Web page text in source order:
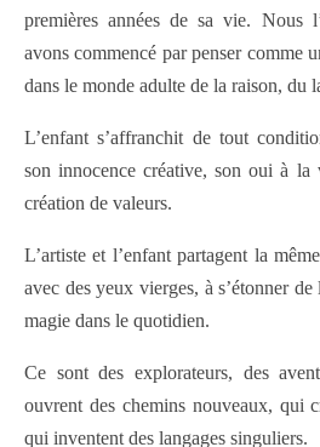
premières années de sa vie. Nous
avons commencé par penser comme
dans le monde adulte de la raison, du
L’enfant s’affranchit de tout
son innocence créative, son oui à
création de valeurs.
L’artiste et l’enfant partagent la
avec des yeux vierges, à s’étonner
magie dans le quotidien.
Ce sont des explorateurs, des
ouvrent des chemins nouveaux, qui
qui inventent des langages singuliers.